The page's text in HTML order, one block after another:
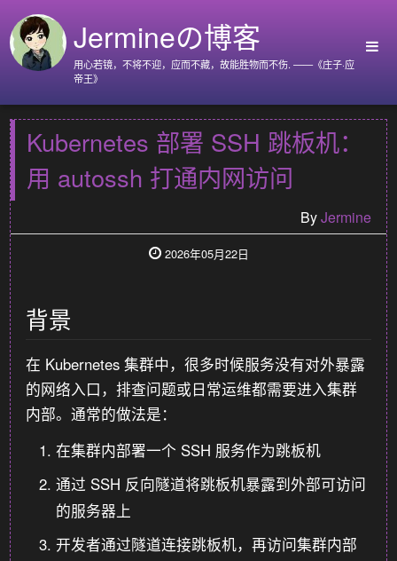
Jermineの博客
用心若镜，不将不迎，应而不藏，故能胜物而不伤. ——《庄子·应
帝王》
首页
Github
Go语言标准库
关于我
Kubernetes 部署 SSH 跳板机：
用 autossh 打通内网访问
ByJermine
2026年05月22日
背景
在 Kubernetes 集群中，很多时候服务没有对外暴露
的网络入口，排查问题或日常运维都需要进入集群
内部。通常的做法是：
在集群内部署一个 SSH 服务作为跳板机
通过 SSH 反向隧道将跳板机暴露到外部可访问
的服务器上
开发者通过隧道连接跳板机，再访问集群内部